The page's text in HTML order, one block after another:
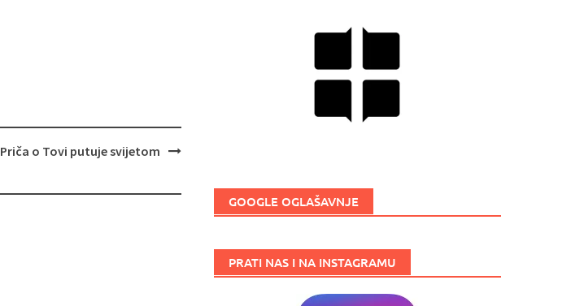
Priča o Tovi putuje svijetom
GOOGLE OGLAŠAVNJE
PRATI NAS I NA INSTAGRAMU